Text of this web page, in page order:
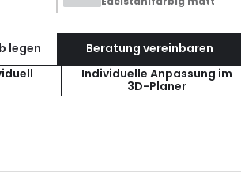
legen
Beratung vereinbaren
Individuelle Anpassung im
3D-Planer